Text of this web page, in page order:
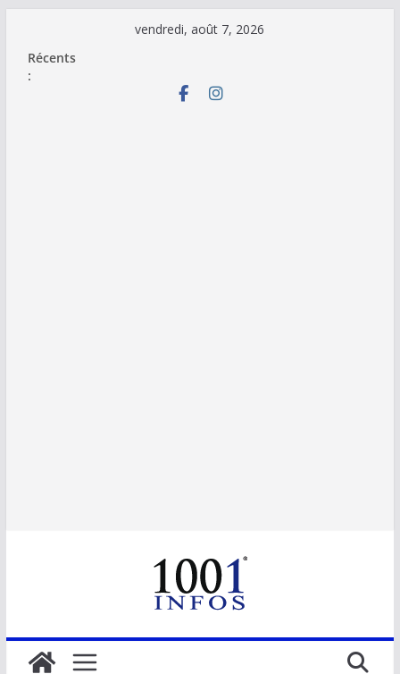
contenu
vendredi, août 7, 2026
Récents
: